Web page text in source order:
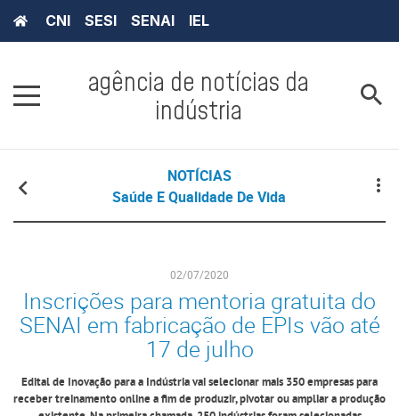
CNI SESI SENAI IEL
agência de notícias da
indústria
NOTÍCIAS
Saúde E Qualidade De Vida
02/07/2020
Inscrições para mentoria gratuita do
SENAI em fabricação de EPIs vão até
17 de julho
Edital de Inovação para a Indústria vai selecionar mais 350 empresas para
receber treinamento online a fim de produzir, pivotar ou ampliar a produção